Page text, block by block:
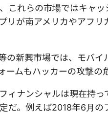
これらの市場ではキャ
リが南アメリカやアフ
の新興市場では、モバ
ムもハッカーの攻撃の
ィナンシャルは現在持
だ。例えば2018年6月の